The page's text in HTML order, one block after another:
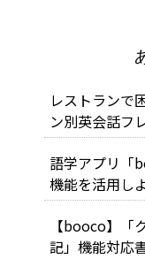
レストランで
ン別英会話フ
語学アプリ「
機能を活用し
【booco】「
記」機能対応